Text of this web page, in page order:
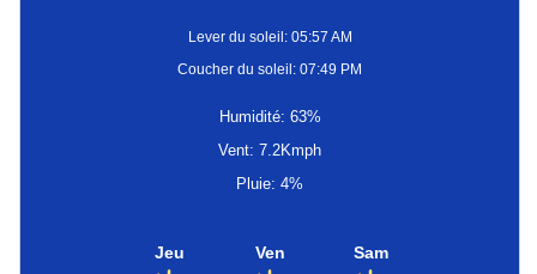
Lever du soleil: 05:57 AM
Coucher du soleil: 07:49 PM
Humidité: 63%
Vent: 7.2Kmph
Pluie: 4%
Jeu Ven Sam